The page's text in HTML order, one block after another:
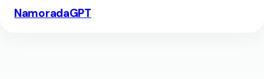
NamoradaGPT